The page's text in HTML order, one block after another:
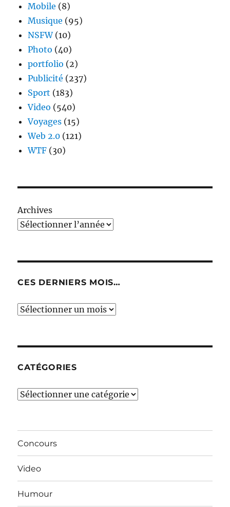
Mobile (8)
Musique (95)
NSFW(10)
Photo (40)
portfolio (2)
Publicité (237)
Sport (183)
Video (540)
Voyages (15)
Web 2.0 (121)
WTF (30)
Archives
CES DERNIERS MOIS…
Ces
CATÉGORIES
Catégories
Concours
Video
Humour